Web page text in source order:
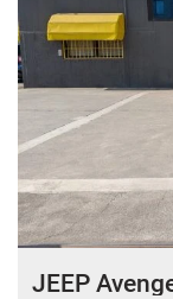
JEEP
la
cookie
policy
Salva
le
impostazioni